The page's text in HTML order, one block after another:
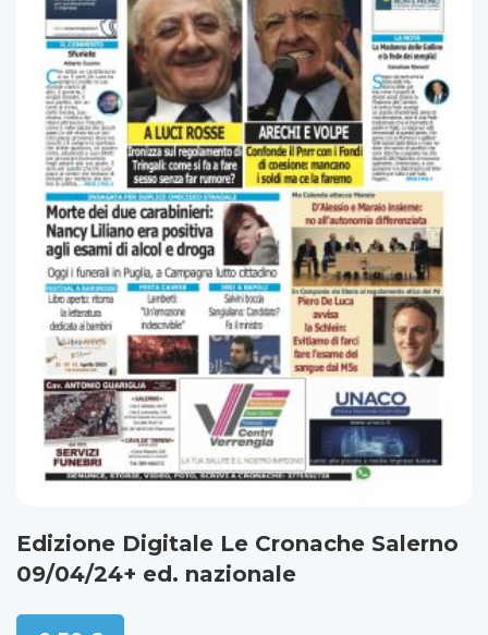
Edizione Digitale Le Cronache Salerno
09/04/24+ ed. nazionale